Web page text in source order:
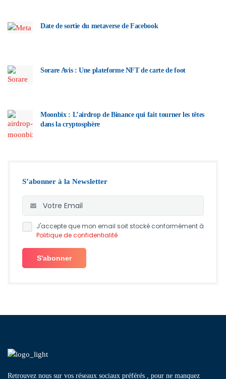
Date de sortie du metaverse de Facebook
Sorare Avis : Une plateforme NFT de carte de foot
Moonbix : L’airdrop de Binance qui fait tourner les têtes
dans la cryptosphère
S’abonner à la Newsletter
J'accepte que mon email soit stocké conformément à
Politique de confidentialité
Retrouvez nous sur vos réseaux sociaux préférés , pour ne manquez